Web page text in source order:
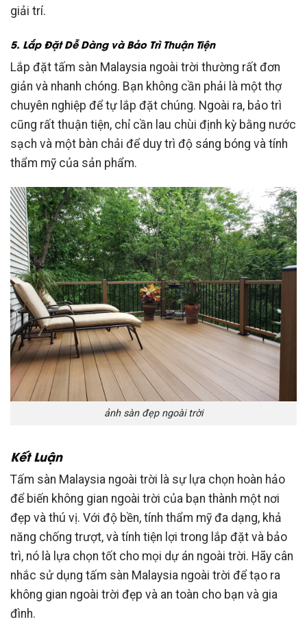
giải trí.
5. Lắp Đặt Dễ Dàng và Bảo Trì Thuận Tiện
Lắp đặt tấm sàn Malaysia ngoài trời thường rất đơn
giản và nhanh chóng. Bạn không cần phải là một thợ
chuyên nghiệp để tự lắp đặt chúng. Ngoài ra, bảo trì
cũng rất thuận tiện, chỉ cần lau chùi định kỳ bằng nước
sạch và một bàn chải để duy trì độ sáng bóng và tính
thẩm mỹ của sản phẩm.
ảnh sàn đẹp ngoài trời
Kết Luận
Tấm sàn Malaysia ngoài trời là sự lựa chọn hoàn hảo
để biến không gian ngoài trời của bạn thành một nơi
đẹp và thú vị. Với độ bền, tính thẩm mỹ đa dạng, khả
năng chống trượt, và tính tiện lợi trong lắp đặt và bảo
trì, nó là lựa chọn tốt cho mọi dự án ngoài trời. Hãy cân
nhắc sử dụng tấm sàn Malaysia ngoài trời để tạo ra
không gian ngoài trời đẹp và an toàn cho bạn và gia
đình.